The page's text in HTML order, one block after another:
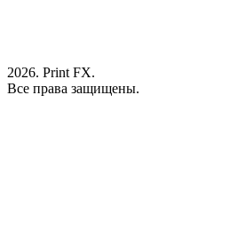
2026. Print FX.
Все права защищены.